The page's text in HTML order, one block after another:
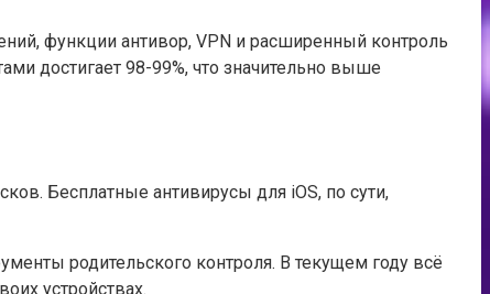
функции антивор, VPN и расширенный контроль
достигает 98-99%, что значительно выше
Бесплатные антивирусы для iOS, по сути,
родительского контроля. В текущем году всё
устройствах.